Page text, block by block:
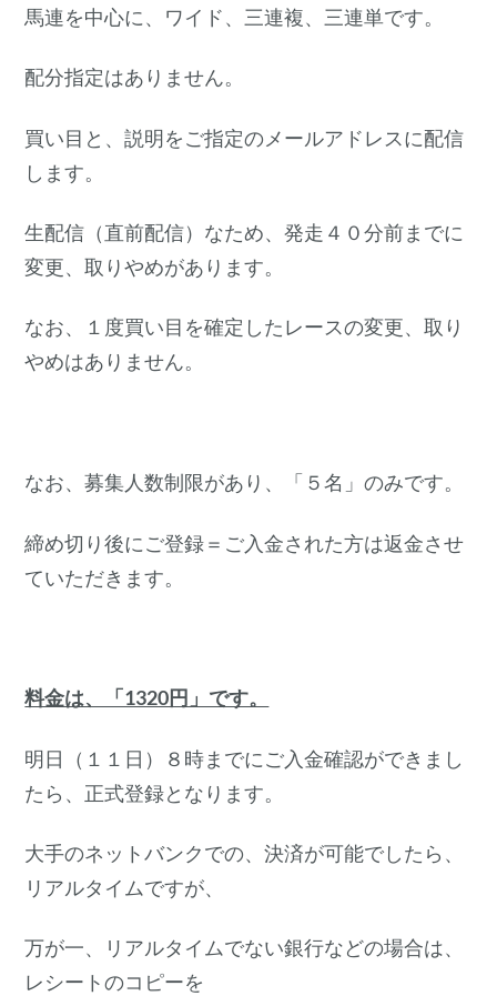
馬連を中心に、ワイド、三連複、三連単です。
配分指定はありません。
買い目と、説明をご指定のメールアドレスに配信
します。
生配信（直前配信）なため、発走４０分前までに
変更、取りやめがあります。
なお、１度買い目を確定したレースの変更、取り
やめはありません。
なお、募集人数制限があり、「５名」のみです。
締め切り後にご登録＝ご入金された方は返金させ
ていただきます。
料金は、「1320円」です。
明日（１１日）８時までにご入金確認ができまし
たら、正式登録となります。
大手のネットバンクでの、決済が可能でしたら、
リアルタイムですが、
万が一、リアルタイムでない銀行などの場合は、
レシートのコピーを